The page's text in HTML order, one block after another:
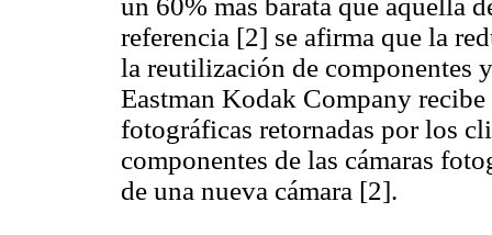
un 60% más barata que aquella
referencia [2] se afirma que la
la reutilización de componentes
Eastman Kodak Company recibe
fotográficas retornadas por los
componentes de las cámaras
de una nueva cámara [2].